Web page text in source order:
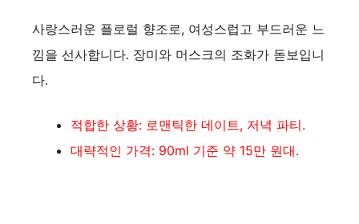
사랑스러운 플로럴 향조로, 여성스럽고 부드러운 느
낌을 선사합니다. 장미와 머스크의 조화가 돋보입니
다.
적합한 상황: 로맨틱한 데이트, 저녁 파티.
대략적인 가격: 90ml 기준 약 15만 원대.